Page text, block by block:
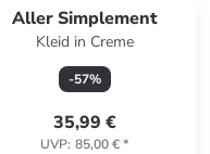
Aller Simplement
Kleid in Creme
-57%
35,99 €
UVP: 85,00 €*